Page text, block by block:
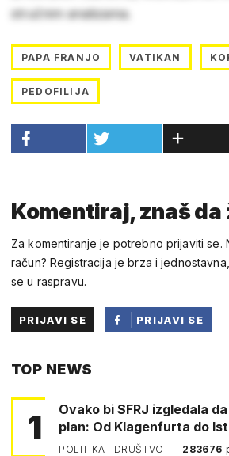
stručnim analizama.
PAPA FRANJO VATIKAN
PEDOFILIJA
Komentiraj, znaš da
Za komentiranje je potrebno prijaviti se.
račun? Registracija je brza i
se u raspravu.
PRIJAVI SE
PRIJAVI SE
TOP NEWS
1
Ovako bi SFRJ izgledala
plan: Od Klagenfurta do
POLITIKA I DRUŠTVO 283676